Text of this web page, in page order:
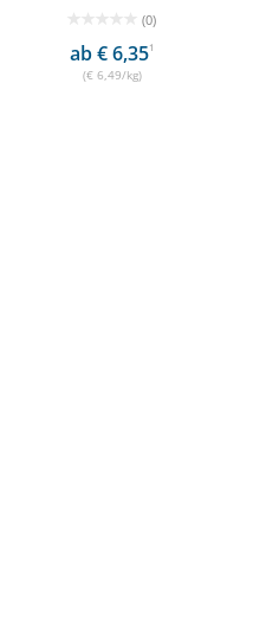
(0)
ab € 6,351
(€ 6,49/kg)
Omega-Fettsäuren 15,60 €